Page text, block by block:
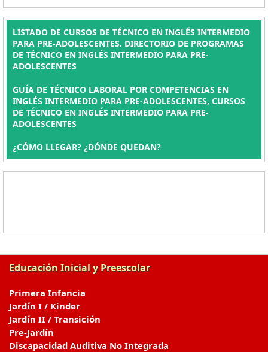
LISTADO DE CURSOS DE TÉCNICO EN INGLÉS INTERMEDIO
PARA PRE-ADOLESCENTES. DIRECTORIO DE PROGRAMAS
DE TÉCNICO EN INGLÉS INTERMEDIO PARA PRE-
ADOLESCENTES
GUÍA DE TÉCNICO LABORAL POR COMPETENCIAS EN
INGLÉS INTERMEDIO PARA PRE-ADOLESCENTES, CURSOS
DE TÉCNICO EN INGLÉS INTERMEDIO PARA PRE-
ADOLESCENTES
¿CÓMO LLEGAR? ¿DÓNDE QUEDAN?
Educación Inicial y Preescolar
Primera Infancia
Jardín I / Kinder
Jardín II / Transición
Pre-Jardín
Discapacidad Auditiva No Integrada